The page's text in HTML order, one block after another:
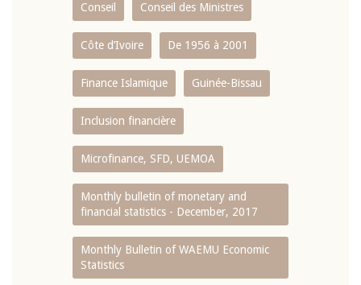
Conseil Conseil des Ministres
Côte d’Ivoire De 1956 à 2001
Finance Islamique Guinée-Bissau
Inclusion financière
Microfinance, SFD, UEMOA
Monthly bulletin of monetary and
financial statistics - December, 2017
Monthly Bulletin of WAEMU Economic
Statistics